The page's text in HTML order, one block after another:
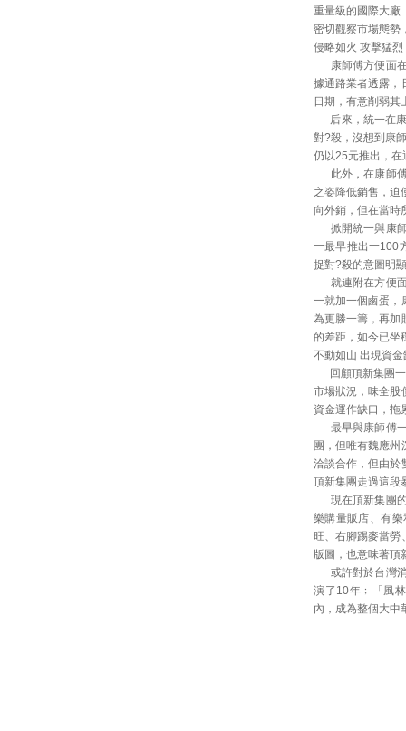
重量級的國際大廠
密切觀察市場態勢
侵略如火 攻擊猛
康師傅方便面在
據通路業者透露，
日期，有意削弱其
后來，統一在康
對?殺，沒想到康
仍以25元推出，在
此外，在康師傅
之姿降低銷售，迫
向外銷，但在當時
掀開統一與康師
一最早推出一100
捉對?殺的意圖明
就連附在方便面
一就加一個鹵蛋，
為更勝一籌，再加
的差距，如今已坐
不動如山 出現資
回顧頂新集團一
市場狀況，味全股
資金運作缺口，拖
最早與康師傅一
團，但唯有魏應
洽談合作，但由於
頂新集團走過這段
現在頂新集團的
樂購量販店、有
旺、右腳踢麥當勞
版圖，也意味著頂
或許對於台灣消
演了10年﹔「風
內，成為整個大中